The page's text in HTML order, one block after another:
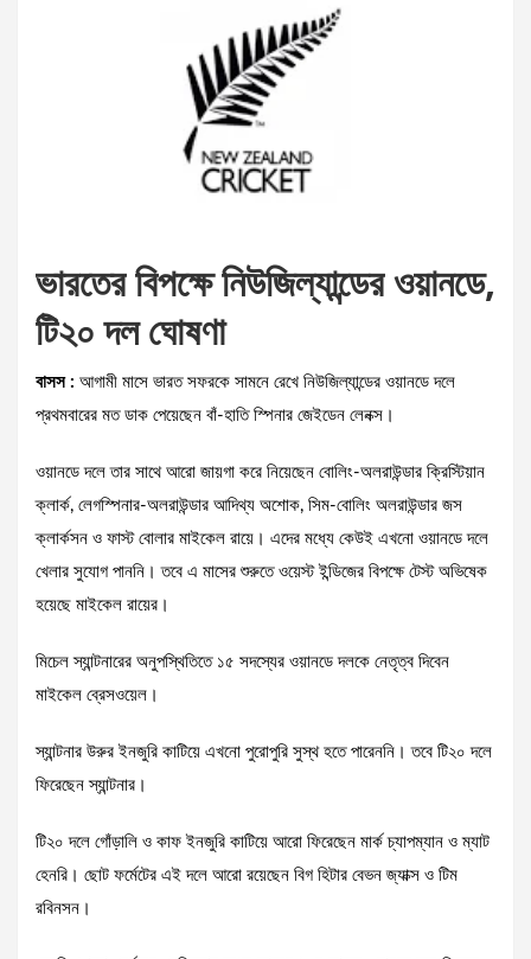
ভারতের বিপক্ষে নিউজিল্যান্ডের ওয়ানডে,
টি২০ দল ঘোষণা
বাসস : আগামী মাসে ভারত সফরকে সামনে রেখে নিউজিল্যান্ডের ওয়ানডে দলে
প্রথমবারের মত ডাক পেয়েছেন বাঁ-হাতি স্পিনার জেইডেন লেনক্স।
ওয়ানডে দলে তার সাথে আরো জায়গা করে নিয়েছেন বোলিং-অলরাউন্ডার ক্রিস্টিয়ান
ক্লার্ক, লেগস্পিনার-অলরাউন্ডার আদিথ্য অশোক, সিম-বোলিং অলরাউন্ডার জস
ক্লার্কসন ও ফাস্ট বোলার মাইকেল রায়ে। এদের মধ্যে কেউই এখনো ওয়ানডে দলে
খেলার সুযোগ পাননি। তবে এ মাসের শুরুতে ওয়েস্ট ইন্ডিজের বিপক্ষে টেস্ট অভিষেক
হয়েছে মাইকেল রায়ের।
মিচেল স্যান্টনারের অনুপস্থিতিতে ১৫ সদস্যের ওয়ানডে দলকে নেতৃত্ব দিবেন
মাইকেল ব্রেসওয়েল।
স্যান্টনার উরুর ইনজুরি কাটিয়ে এখনো পুরোপুরি সুস্থ হতে পারেননি। তবে টি২০ দলে
ফিরেছেন স্যান্টনার।
টি২০ দলে গোঁড়ালি ও কাফ ইনজুরি কাটিয়ে আরো ফিরেছেন মার্ক চ্যাপম্যান ও ম্যাট
হেনরি। ছোট ফর্মেটের এই দলে আরো রয়েছেন বিগ হিটার বেভন জ্যাক্স ও টিম
রবিনসন।